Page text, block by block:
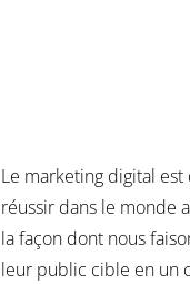
Le marketing digital
réussir dans le monde
la façon dont nous
leur public cible en un